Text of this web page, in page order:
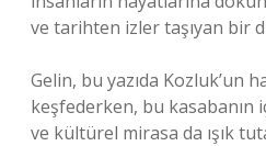
ve tarihten izler taşıyan bir
Gelin, bu yazıda Kozluk’un
keşfederken, bu kasabanın
ve kültürel mirasa da ışık